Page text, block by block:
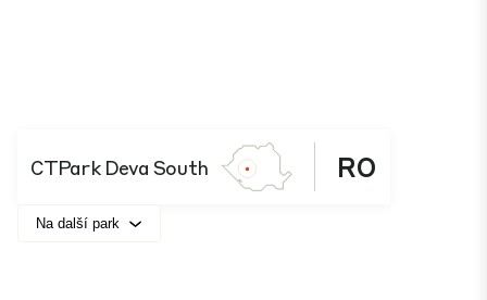
CTPark Deva South RO
Na další park